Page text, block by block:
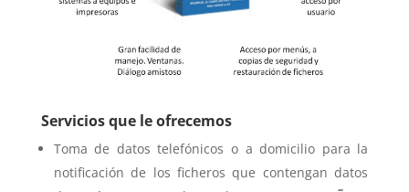
Servicios que le ofrecemos
Toma de datos telefónicos o a domicilio para la
notificación de los ficheros que contengan datos